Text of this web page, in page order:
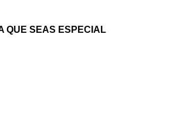
QUE SEAS ESPECIAL